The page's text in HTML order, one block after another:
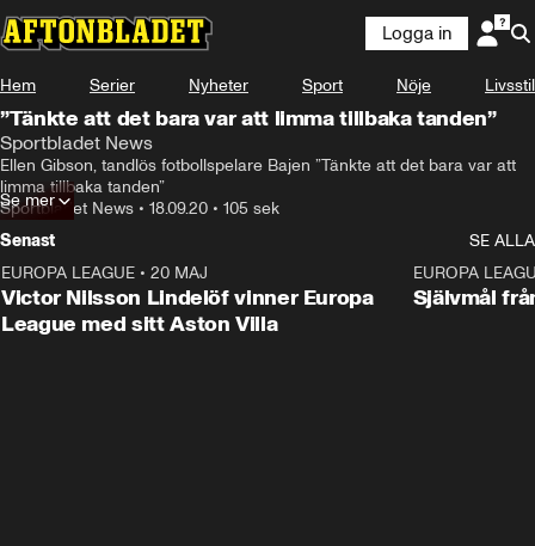
Logga in
Hem Serier Nyheter Sport Nöje Livsstil
”Tänkte att det bara var att limma tillbaka tanden”
Sportbladet News
Ellen Gibson, tandlös fotbollspelare Bajen ”Tänkte att det bara var att
limma tillbaka tanden”
Sportbladet News • 18.09.20 • 105 sek
Se mer
Senast
SE ALLA
EUROPA LEAGUE • 20 MAJ
Victor Nilsson Lindelöf vinner Europa
League med sitt Aston Villa
EUROPA
Självmål